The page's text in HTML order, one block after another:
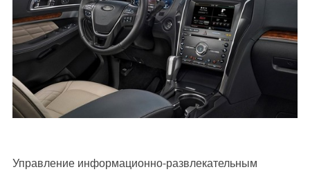
Управление информационно-развлекательным